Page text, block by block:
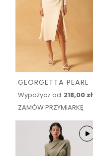
GEORGETTA PEARL
Wypożycz od 218,00 zł
ZAMÓW PRZYMIARKĘ